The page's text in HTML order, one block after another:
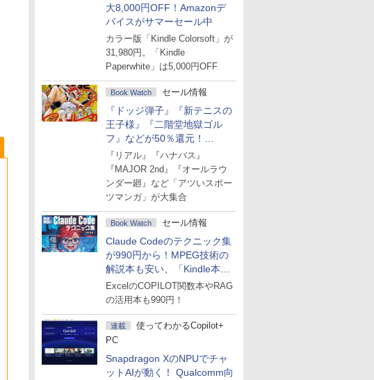
大8,000円OFF！Amazonデ
バイスがサマーセール中
カラー版「Kindle Colorsoft」が
31,980円。「Kindle
Paperwhite」は5,000円OFF
Book Watch セール情報
『ドッジ弾子』『新テニスの
王子様』『二階堂地獄ゴル
フ』などが50％還元！
Amazonマンガ週末セール
『リアル』『ハナバス』
『MAJOR 2nd』『オールラウ
ンダー廻』など「アツいスポー
ツマンガ」が大集合
Book Watch セール情報
Claude Codeのテクニック集
が990円から！MPEG技術の
解説本も安い、「Kindle本サ
マーセール」第2弾開始！
ExcelのCOPILOT関数本やRAG
の活用本も990円！
連載
使ってわかるCopilot+
PC
Snapdragon XのNPUでチャ
ットAIが動く！ Qualcomm向